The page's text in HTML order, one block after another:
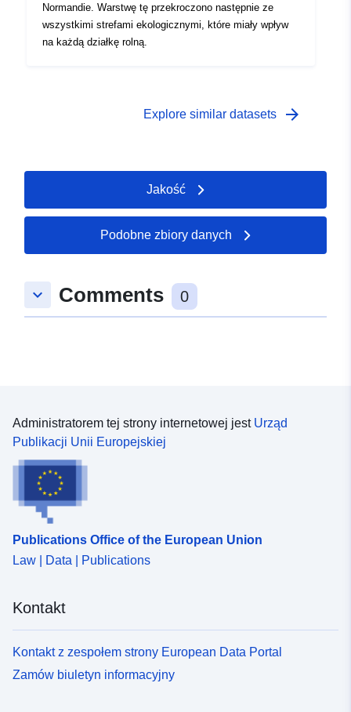
Normandie. Warstwę tę przekroczono następnie ze
wszystkimi strefami ekologicznymi, które miały wpływ
na każdą działkę rolną.
Explore similar datasets arrow_forward
Jakość
Podobne zbiory danych
keyboard_arrow_down Comments 0
Administratorem tej strony internetowej jest Urząd
Publikacji Unii Europejskiej
Publications Office of the European Union
Law | Data | Publications
Kontakt
Kontakt z zespołem strony European Data Portal
Zamów biuletyn informacyjny